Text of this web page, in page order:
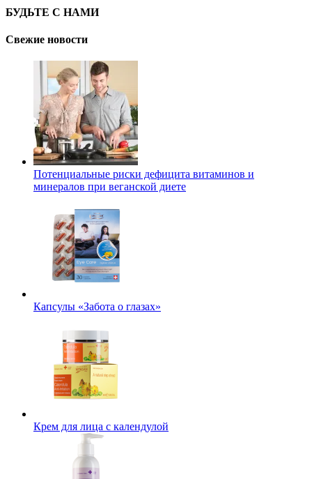
БУДЬТЕ С НАМИ
Свежие новости
Потенциальные риски дефицита витаминов и
минералов при веганской диете
Капсулы «Забота о глазах»
Крем для лица с календулой